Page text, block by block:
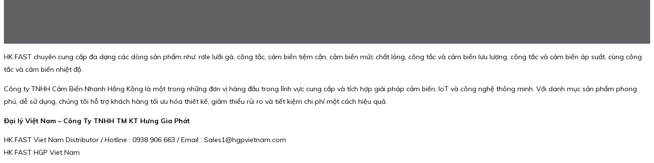
HK FAST chuyên cung cấp đa dạng các dòng sản phẩm như: rơle lưỡi gà, công tắc, cảm biến tiệm cận, cảm biến mức chất lỏng, công tắc và cảm biến lưu lượng, công tắc và cảm biến áp suất, cùng công
tắc và cảm biến nhiệt độ.
Công ty TNHH Cảm Biến Nhanh Hồng Kông là một trong những đơn vị hàng đầu trong lĩnh vực cung cấp và tích hợp giải pháp cảm biến, IoT và công nghệ thông minh. Với danh mục sản phẩm phong
phú, dễ sử dụng, chúng tôi hỗ trợ khách hàng tối ưu hóa thiết kế, giảm thiểu rủi ro và tiết kiệm chi phí một cách hiệu quả.
Đại lý Việt Nam – Công Ty TNHH TM KT Hưng Gia Phát
HK FAST Viet Nam Distributor / Hotline : 0938 906 663 / Email : Sales1@hgpvietnam.com
HK FAST HGP Viet Nam